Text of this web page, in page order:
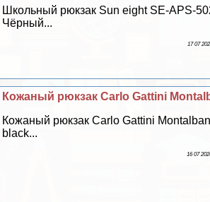
Школьный рюкзак Sun eight SE-APS-
Чёрный...
17 07
Кожаный рюкзак Carlo Gattini
Кожаный рюкзак Carlo Gattini
black...
16 07